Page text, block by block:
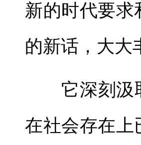
新的时代要
的新话，大大
它深刻汲取
在社会存在上